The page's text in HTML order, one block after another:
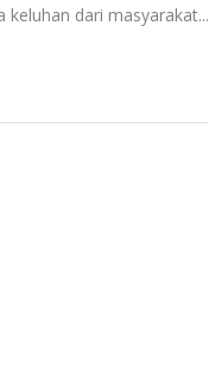
keluhan dari masyarakat...